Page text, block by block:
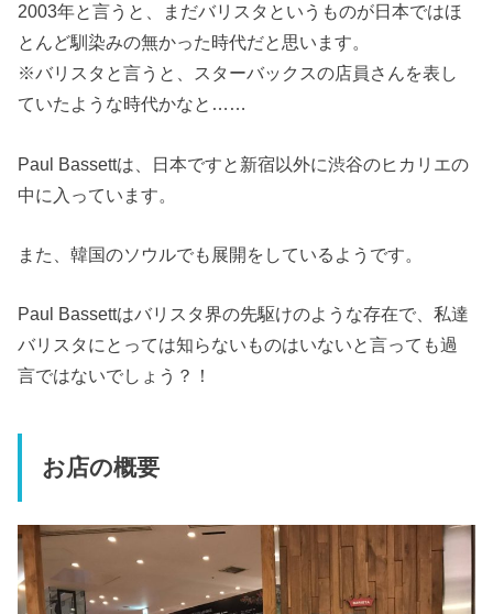
2003年と言うと、まだバリスタというものが日本ではほ
とんど馴染みの無かった時代だと思います。
※バリスタと言うと、スターバックスの店員さんを表し
ていたような時代かなと……
Paul Bassettは、日本ですと新宿以外に渋谷のヒカリエの
中に入っています。
また、韓国のソウルでも展開をしているようです。
Paul Bassettはバリスタ界の先駆けのような存在で、私達
バリスタにとっては知らないものはいないと言っても過
言ではないでしょう？！
お店の概要